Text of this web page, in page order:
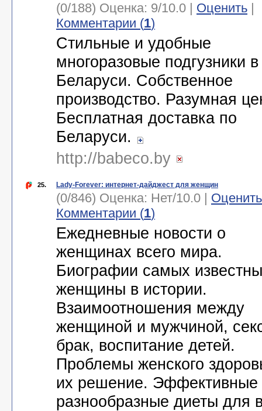
(0/188) Оценка: 9/10.0 | Оценить |
Комментарии (1)
Стильные и удобные
многоразовые подгузники в
Беларуси. Собственное
производство. Разумная
Бесплатная доставка по
Беларуси.
http://babeco.by
25. Lady-Forever: интернет-дайджест для женщин
(0/846) Оценка: Нет/10.0 | Оценить
Комментарии (1)
Ежедневные новости о
женщинах всего мира.
Биографии самых
женщины в истории.
Взаимоотношения между
женщиной и мужчиной,
брак, воспитание детей.
Проблемы женского
их решение. Эффективные
разнообразные диеты для